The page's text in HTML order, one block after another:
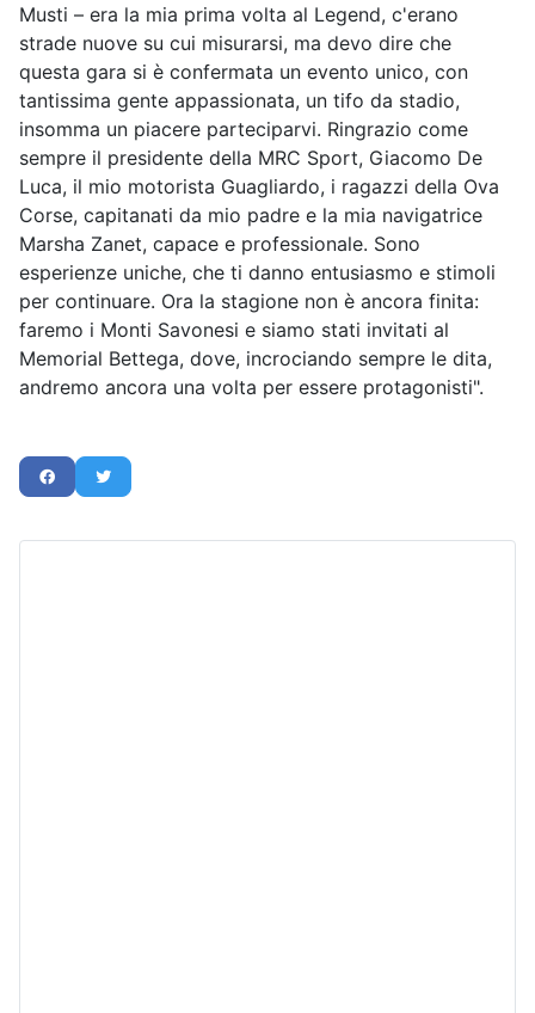
Musti – era la mia prima volta al Legend, c'erano
strade nuove su cui misurarsi, ma devo dire che
questa gara si è confermata un evento unico, con
tantissima gente appassionata, un tifo da stadio,
insomma un piacere parteciparvi. Ringrazio come
sempre il presidente della MRC Sport, Giacomo De
Luca, il mio motorista Guagliardo, i ragazzi della Ova
Corse, capitanati da mio padre e la mia navigatrice
Marsha Zanet, capace e professionale. Sono
esperienze uniche, che ti danno entusiasmo e stimoli
per continuare. Ora la stagione non è ancora finita:
faremo i Monti Savonesi e siamo stati invitati al
Memorial Bettega, dove, incrociando sempre le dita,
andremo ancora una volta per essere protagonisti".